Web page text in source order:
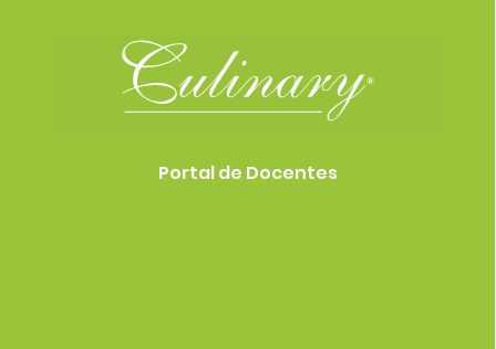
Portal de Docentes